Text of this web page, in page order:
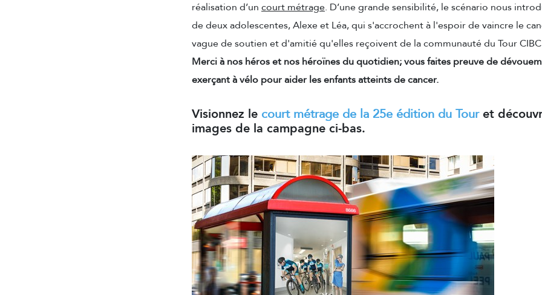
réalisation d’un court métrage. D’une grande sensibilité, le scénario nous
de deux adolescentes, Alexe et Léa, qui s'accrochent à l'espoir de vaincre le
vague de soutien et d'amitié qu'elles reçoivent de la communauté du Tour
Merci à nos héros et nos héroïnes du quotidien; vous faites preuve de
exerçant à vélo pour aider les enfants atteints de cancer.
Visionnez le court métrage de la 25e édition du Touret
images de la campagne ci-bas.